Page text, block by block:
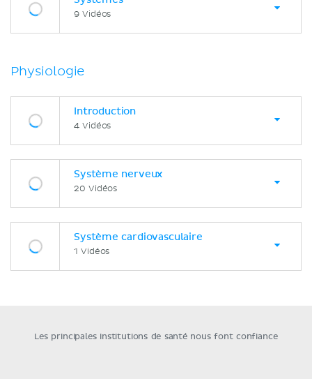
9 Vidéos
Physiologie
Introduction
4 Vidéos
Système nerveux
20 Vidéos
Système cardiovasculaire
1 Vidéos
Les principales institutions de santé nous font confiance